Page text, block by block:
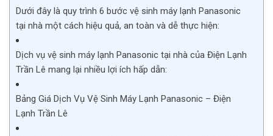
Dưới đây là quy trình 6 bước vệ sinh máy lạnh Panasonic
tại nhà một cách hiệu quả, an toàn và dễ thực hiện:
Dịch vụ vệ sinh máy lạnh Panasonic tại nhà của Điện Lạnh
Trần Lê mang lại nhiều lợi ích hấp dẫn:
Bảng Giá Dịch Vụ Vệ Sinh Máy Lạnh Panasonic – Điện
Lạnh Trần Lê